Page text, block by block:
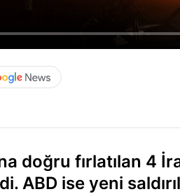
doğru fırlatılan 4
ABD ise yeni